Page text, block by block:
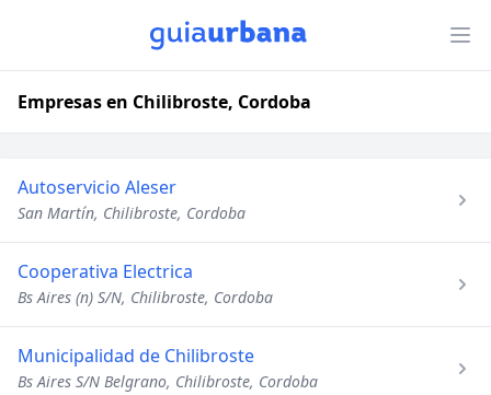
Empresas en Chilibroste, Cordoba
Autoservicio Aleser
San Martín, Chilibroste, Cordoba
Cooperativa Electrica
Bs Aires (n) S/N, Chilibroste, Cordoba
Municipalidad de Chilibroste
Bs Aires S/N Belgrano, Chilibroste, Cordoba